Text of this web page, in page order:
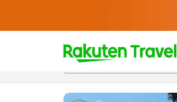
t
p
a
개요객실 & 숙박 상품이용 후기